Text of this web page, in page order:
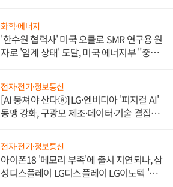
화학·에너지
'한수원 협력사' 미국 오클로 SMR 연구용 원
자로 '임계 상태' 도달, 미국 에너지부 "중요
전자·전기·정보통신
[AI 뭉쳐야 산다⑧] LG·엔비디아 '피지컬 AI'
동맹 강화, 구광모 제조·데이터·기술 결집
전자·전기·정보통신
아이폰18 '메모리 부족'에 출시 지연되나, 삼
성디스플레이 LG디스플레이 LG이노텍 '탈